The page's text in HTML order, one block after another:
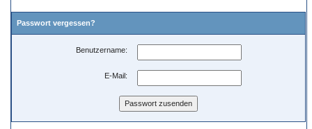
Passwort vergessen?
Benutzername:
E-Mail: